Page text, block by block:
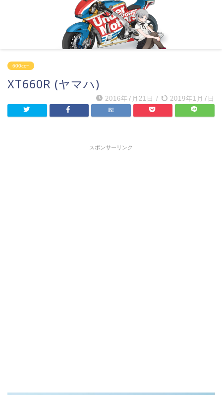
600cc~
XT660R (ヤマハ)
2016年7月21日 / 2019年1月7日
スポンサーリンク